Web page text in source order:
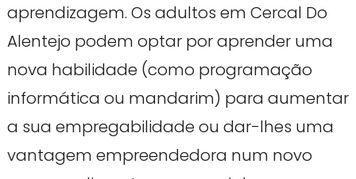
aprendizagem. Os adultos em Cercal Do
Alentejo podem optar por aprender uma
nova habilidade (como programação
informática ou mandarim) para aumentar
a sua empregabilidade ou dar-lhes uma
vantagem empreendedora num novo